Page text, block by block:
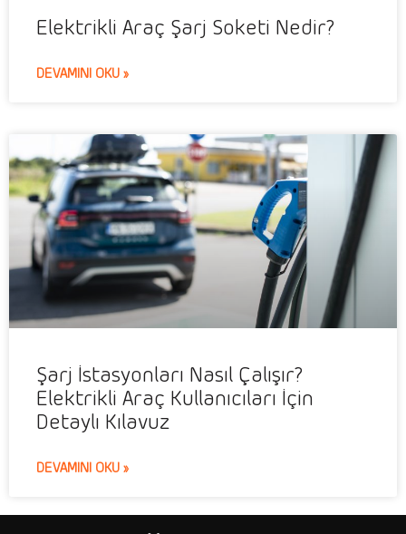
Elektrikli Araç Şarj Soketi Nedir?
DEVAMINI OKU »
Şarj İstasyonları Nasıl Çalışır?
Elektrikli Araç Kullanıcıları İçin
Detaylı Kılavuz
DEVAMINI OKU »